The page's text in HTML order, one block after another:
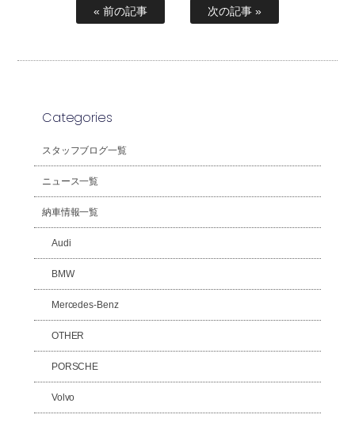
« 前の記事 次の記事 »
Categories
スタッフブログ一覧
ニュース一覧
納車情報一覧
Audi
BMW
Mercedes-Benz
OTHER
PORSCHE
Volvo